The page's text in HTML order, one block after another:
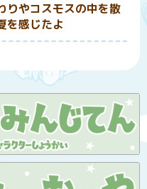
りやコスモスの中を散
を感じたよ
りとしながら見返して
ん
の登場キャラクター
ています